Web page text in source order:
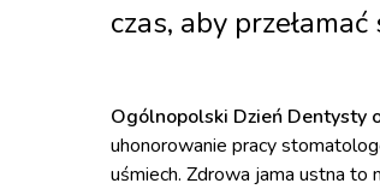
czas, aby
Ogólnopolski Dzień Dentysty
uhonorowanie pracy
uśmiech. Zdrowa jama ustna